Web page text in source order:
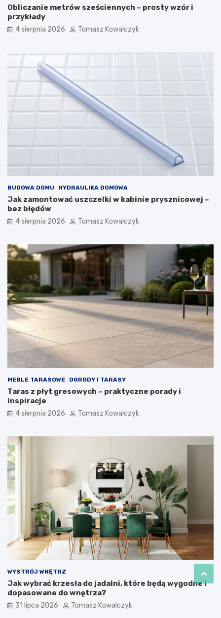
Obliczanie metrów sześciennych – prosty wzór i
przykłady
4 sierpnia 2026 Tomasz Kowalczyk
BUDOWA DOMU HYDRAULIKA DOMOWA
Jak zamontować uszczelki w kabinie prysznicowej –
bez błędów
4 sierpnia 2026 Tomasz Kowalczyk
MEBLE TARASOWE OGRODY I TARASY
Taras z płyt gresowych – praktyczne porady i
inspiracje
4 sierpnia 2026 Tomasz Kowalczyk
WYSTRÓJ WNĘTRZ
Jak wybrać krzesła do jadalni, które będą wygodne i
dopasowane do wnętrza?
31 lipca 2026 Tomasz Kowalczyk